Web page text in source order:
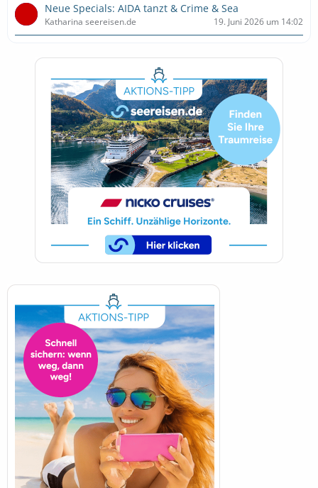
Neue Specials: AIDA tanzt & Crime & Sea
Katharina seereisen.de 19. Juni 2026 um 14:02